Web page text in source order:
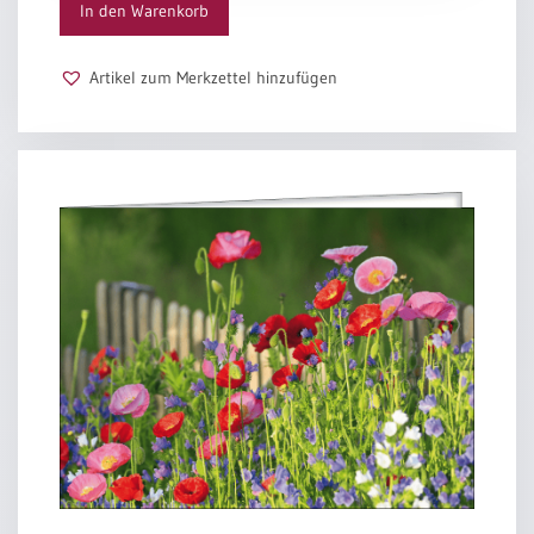
ungeteilte Erde
gemeinsam reisen
In den Warenkorb
Artikel zum Merkzettel hinzufügen